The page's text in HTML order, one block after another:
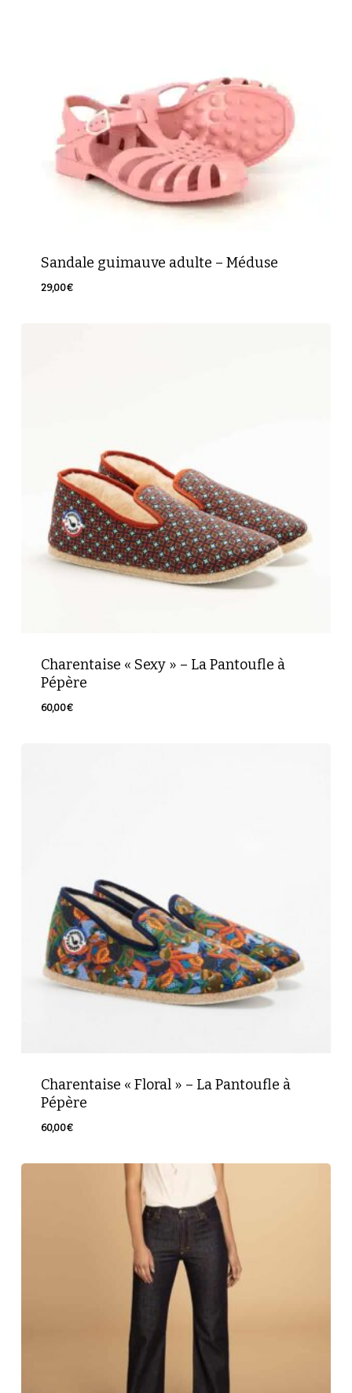
Sandale guimauve adulte – Méduse
29,00€
Charentaise « Sexy » – La Pantoufle à
Pépère
60,00€
Charentaise « Floral » – La Pantoufle à
Pépère
60,00€